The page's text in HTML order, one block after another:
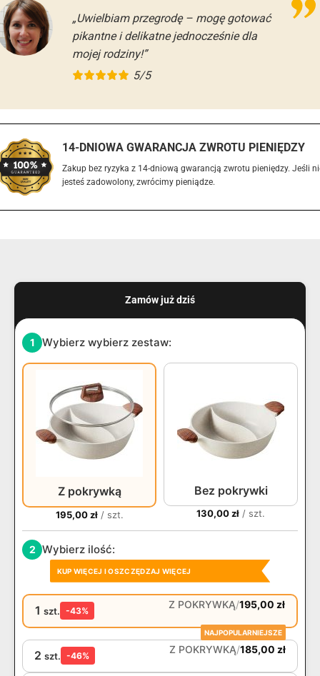
„Uwielbiam przegrodę – mogę gotować
pikantne i delikatne jednocześnie dla
mojej rodziny!”
5/5
14-DNIOWA GWARANCJA ZWROTU PIENIĘDZY
Zakup bez ryzyka z 14-dniową gwarancją zwrotu pieniędzy. Jeśli
jesteś zadowolony, zwrócimy pieniądze.
Zamów już dziś
1 Wybierz wybierz zestaw:
Z pokrywką
195,00zł/ szt.
Bez pokrywki
130,00zł / szt.
2 Wybierz ilość:
KUP WIĘCEJ I OSZCZĘDZAJ WIĘCEJ
1 szt. -43%
Z POKRYWKĄ/195,00 zł
NAJPOPULARNIEJSZE
2 szt. -46%
Z POKRYWKĄ/185,00 zł